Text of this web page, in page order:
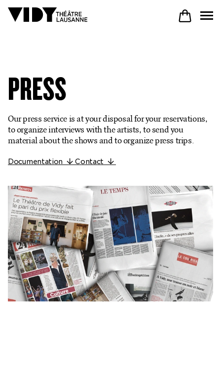
PARTICIPATE
COME TO VIDY
The Theatre
Productions
Ticketshop
My account
PRESS
Our press service is at your disposal for your reservations,
to organize interviews with the artists, to send you
material about the shows and to organize press trips.
Documentation Contact